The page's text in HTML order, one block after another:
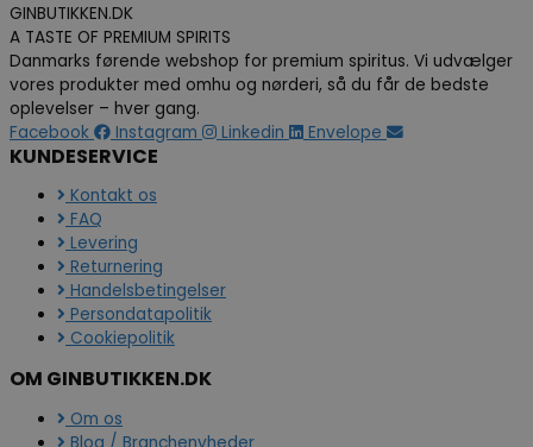
GINBUTIKKEN.DK
A TASTE OF PREMIUM SPIRITS
Danmarks førende webshop for premium spiritus. Vi udvælger
vores produkter med omhu og nørderi, så du får de bedste
oplevelser – hver gang.
Facebook
Instagram Linkedin Envelope
KUNDESERVICE
Kontakt os
FAQ
Levering
Returnering
Handelsbetingelser
Persondatapolitik
Cookiepolitik
OM GINBUTIKKEN.DK
Om os